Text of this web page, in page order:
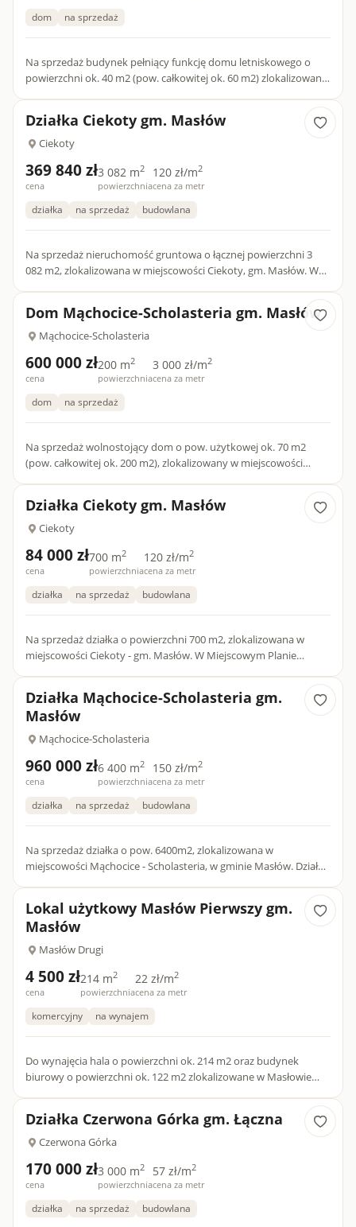
dom na sprzedaż
Na sprzedaż budynek pełniący funkcję domu letniskowego o
powierzchni ok. 40 m2 (pow. całkowitej ok. 60 m2) zlokalizowany
Działka Ciekoty gm. Masłów
Ciekoty
369 840 zł
cena
3 082 m2
powierzchnia
120 zł/m2
cena za metr
działka na sprzedaż budowlana
Na sprzedaż nieruchomość gruntowa o łącznej powierzchni 3
082 m2, zlokalizowana w miejscowości Ciekoty, gm. Masłów. W
Dom Mąchocice-Scholasteria gm. Masłów
Mąchocice-Scholasteria
600 000 zł
cena
200 m2
powierzchnia
3 000 zł/m2
cena za metr
dom na sprzedaż
Na sprzedaż wolnostojący dom o pow. użytkowej ok. 70 m2
(pow. całkowitej ok. 200 m2), zlokalizowany w miejscowości
Działka Ciekoty gm. Masłów
Ciekoty
84 000 zł
cena
700 m2
powierzchnia
120 zł/m2
cena za metr
działka na sprzedaż budowlana
Na sprzedaż działka o powierzchni 700 m2, zlokalizowana w
miejscowości Ciekoty - gm. Masłów. W Miejscowym Planie
Działka Mąchocice-Scholasteria gm.
Masłów
Mąchocice-Scholasteria
960 000 zł
cena
6 400 m2
powierzchnia
150 zł/m2
cena za metr
działka na sprzedaż budowlana
Na sprzedaż działka o pow. 6400m2, zlokalizowana w
miejscowości Mąchocice - Scholasteria, w gminie Masłów. Działka
Lokal użytkowy Masłów Pierwszy gm.
Masłów
Masłów Drugi
4 500 zł
cena
214 m2
powierzchnia
22 zł/m2
cena za metr
komercyjny na wynajem
Do wynajęcia hala o powierzchni ok. 214 m2 oraz budynek
biurowy o powierzchni ok. 122 m2 zlokalizowane w Masłowie
Działka Czerwona Górka gm. Łączna
Czerwona Górka
170 000 zł
cena
3 000 m2
powierzchnia
57 zł/m2
cena za metr
działka na sprzedaż budowlana